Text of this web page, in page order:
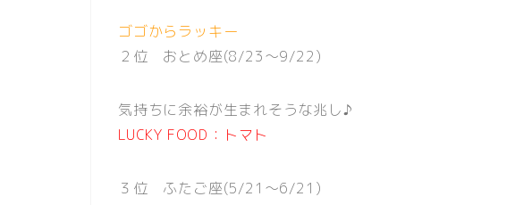
ゴゴからラッキー
２位 おとめ座(8/23〜9/22)
気持ちに余裕が生まれそうな兆し♪
LUCKY FOOD：トマト
３位 ふたご座(5/21〜6/21)